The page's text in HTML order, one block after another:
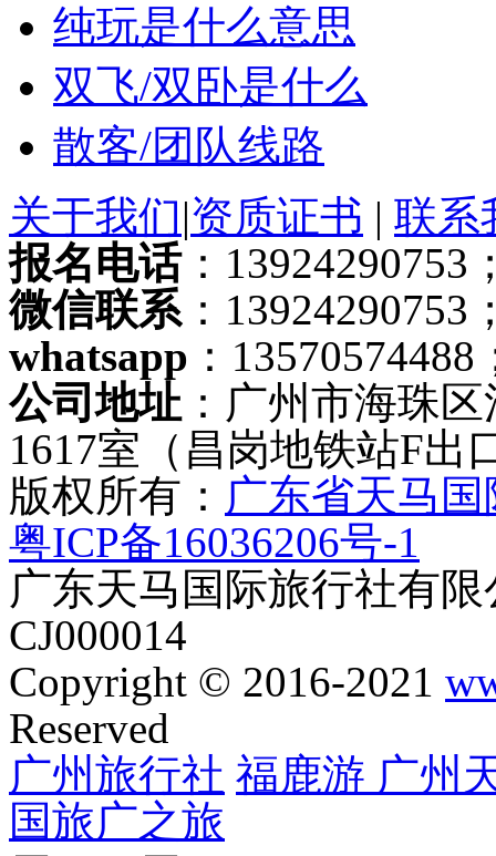
纯玩是什么意思
双飞/双卧是什么
散客/团队线路
关于我们|资质证书 | 联系
报名电话：13924290753
微信联系：13924290753
whatsapp ：13570574488
公司地址 ：广州市海珠
1617室（昌岗地铁站F出
版权所有： 广东省天马
粤ICP备16036206号-1
广东天马国际旅行社有
CJ000014
Copyright © 2016-2021
Reserved
广州旅行社 福鹿游 广州
国旅广之旅